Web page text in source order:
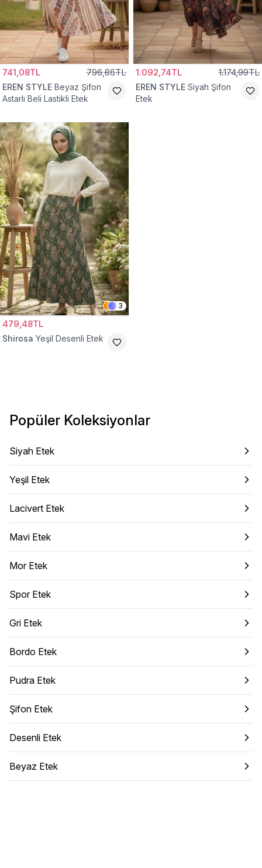
741,08TL 796,86TL
EREN STYLE Beyaz Şifon
Astarlı Beli Lastikli Etek
1.092,74TL 1.174,99TL
EREN STYLE Siyah Şifon
Etek
3
479,48TL
Shirosa Yeşil Desenli Etek
Popüler Koleksiyonlar
Siyah Etek
Yeşil Etek
Lacivert Etek
Mavi Etek
Mor Etek
Spor Etek
Gri Etek
Bordo Etek
Pudra Etek
Şifon Etek
Desenli Etek
Beyaz Etek